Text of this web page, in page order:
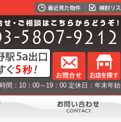
間：10：00～19：00 定休日：年末年始